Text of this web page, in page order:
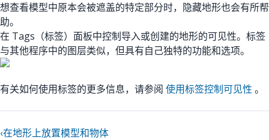
想查看模型中原本会被遮盖的特定部分时，隐藏地形也会有所帮
助。
在 Tags（标签）面板中控制导入或创建的地形的可见性。标签
与其他程序中的图层类似，但具有自己独特的功能和选项。
有关如何使用标签的更多信息，请参阅 使用标签控制可见性 。
‹在地形上放置模型和物体